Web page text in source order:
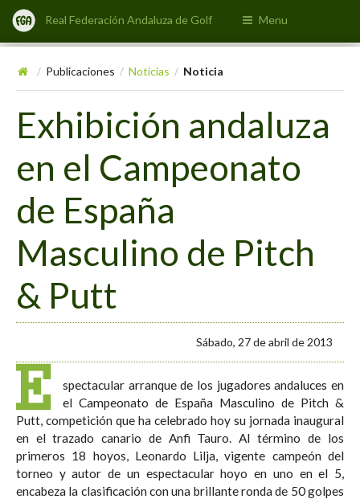
Real Federación Andaluza de Golf Menu
/ Publicaciones / Noticias / Noticia
Exhibición andaluza
en el Campeonato
de España
Masculino de Pitch
& Putt
Sábado, 27 de abril de 2013
E
spectacular arranque de los jugadores andaluces en
el Campeonato de España Masculino de Pitch &
Putt, competición que ha celebrado hoy su jornada inaugural
en el trazado canario de Anfi Tauro. Al término de los
primeros 18 hoyos, Leonardo Lilja, vigente campeón del
torneo y autor de un espectacular hoyo en uno en el 5,
encabeza la clasificación con una brillante ronda de 50 golpes